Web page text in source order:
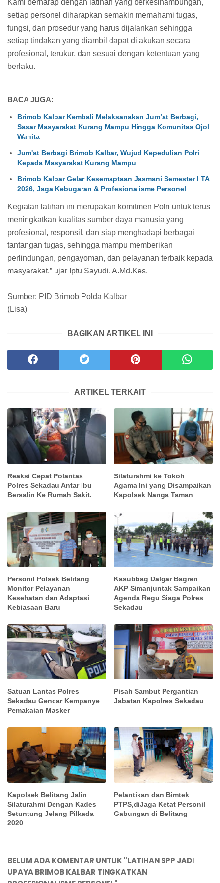
Kami berharap dengan latihan yang berkesinambungan,
setiap personel diharapkan semakin memahami tugas,
fungsi, dan prosedur yang harus dijalankan sehingga
setiap tindakan yang diambil dapat dilakukan secara
profesional, terukur, dan sesuai dengan ketentuan yang
berlaku.
BACA JUGA:
Brimob Kalbar Kembali Melaksanakan Jum’at Berbagi,
Sasar Masyarakat Kurang Mampu Hingga Komunitas Ojol
Wanita
Jum'at Berbagi Brimob Kalbar, Wujud Kepedulian Polri
Kepada Masyarakat Kurang Mampu
Brimob Kalbar Gelar Kesemaptaan Jasmani Semester I TA
2026, Jaga Kebugaran & Profesionalisme Personel
Kegiatan latihan ini merupakan komitmen Polri untuk terus
meningkatkan kualitas sumber daya manusia yang
profesional, responsif, dan siap menghadapi berbagai
tantangan tugas, sehingga mampu memberikan
perlindungan, pengayoman, dan pelayanan terbaik kepada
masyarakat,” ujar Iptu Sayudi, A.Md.Kes.
Sumber: PID Brimob Polda Kalbar
(Lisa)
BAGIKAN ARTIKEL INI
ARTIKEL TERKAIT
Reaksi Cepat Polantas
Polres Sekadau Antar Ibu
Bersalin Ke Rumah Sakit.
Silaturahmi ke Tokoh
Agama,Ini yang Disampaikan
Kapolsek Nanga Taman
Personil Polsek Belitang
Monitor Pelayanan
Kesehatan dan Adaptasi
Kebiasaan Baru
Kasubbag Dalgar Bagren
AKP Simanjuntak Sampaikan
Agenda Regu Siaga Polres
Sekadau
Satuan Lantas Polres
Sekadau Gencar Kempanye
Pemakaian Masker
Pisah Sambut Pergantian
Jabatan Kapolres Sekadau
Kapolsek Belitang Jalin
Silaturahmi Dengan Kades
Setuntung Jelang Pilkada
2020
Pelantikan dan Bimtek
PTPS,diJaga Ketat Personil
Gabungan di Belitang
BELUM ADA KOMENTAR UNTUK "LATIHAN SPP JADI
UPAYA BRIMOB KALBAR TINGKATKAN